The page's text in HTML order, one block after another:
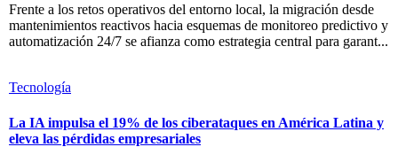
Frente a los retos operativos del entorno local, la migración desde
mantenimientos reactivos hacia esquemas de monitoreo predictivo y
automatización 24/7 se afianza como estrategia central para garant...
Tecnología
La IA impulsa el 19% de los ciberataques en América Latina y
eleva las pérdidas empresariales